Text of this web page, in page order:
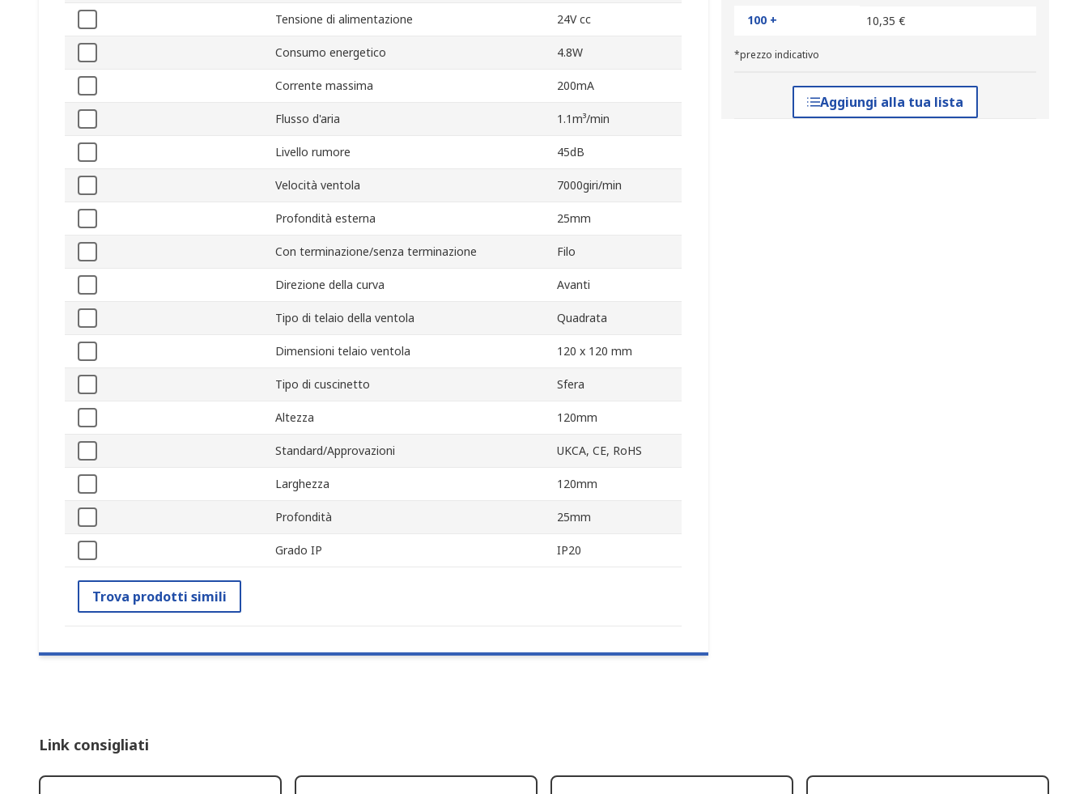
100 +
10,35 €
*prezzo indicativo
Aggiungi alla tua lista
Tensione di alimentazione 24V cc
Consumo energetico 4.8W
Corrente massima 200mA
Flusso d'aria 1.1m³/min
Livello rumore 45dB
Velocità ventola 7000giri/min
Profondità esterna 25mm
Con terminazione/senza terminazione Filo
Direzione della curva Avanti
Tipo di telaio della ventola Quadrata
Dimensioni telaio ventola 120 x 120 mm
Tipo di cuscinetto Sfera
Altezza 120mm
Standard/Approvazioni UKCA, CE, RoHS
Larghezza 120mm
Profondità 25mm
Grado IP IP20
Trova prodotti simili
Link consigliati